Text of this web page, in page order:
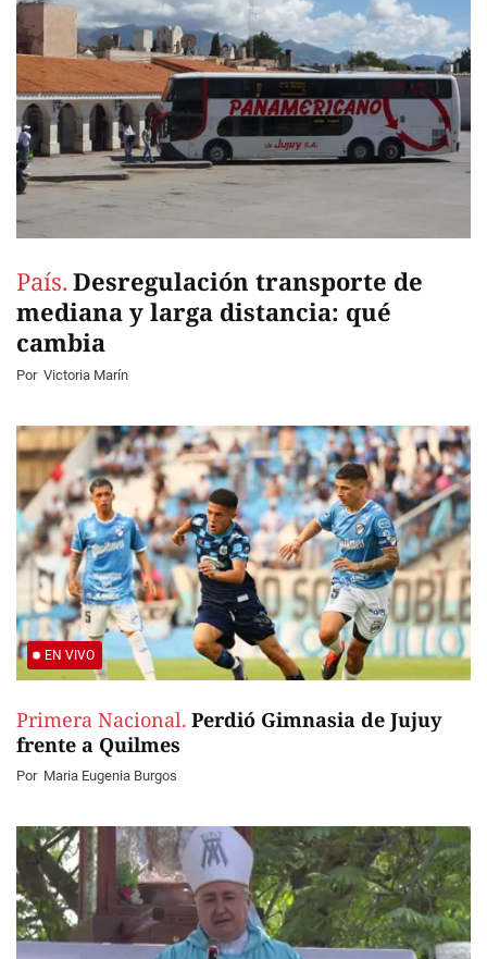
País. Desregulación transporte de
mediana y larga distancia: qué
cambia
Por Victoria Marín
EN VIVO
Primera Nacional. Perdió Gimnasia de Jujuy
frente a Quilmes
Por Maria Eugenia Burgos